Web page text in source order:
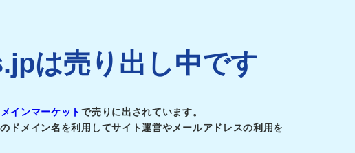
は売り出し中です
メインマーケットで売りに出されています。
ドメイン名を利用してサイト運営やメールアドレスの利用を